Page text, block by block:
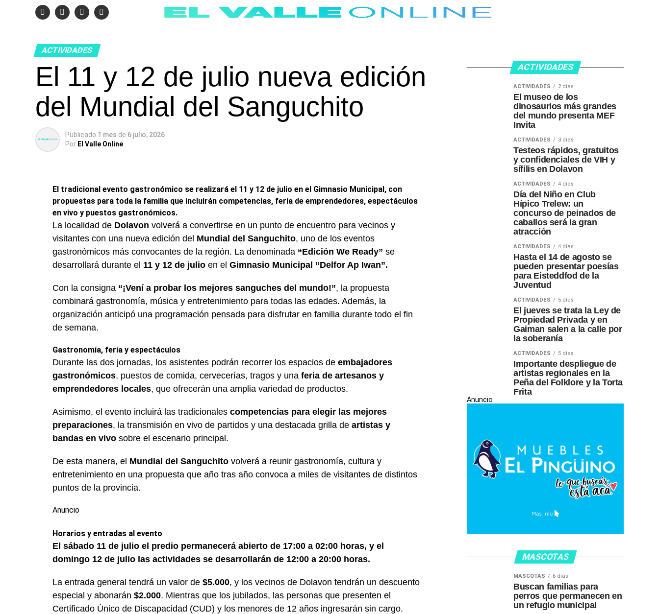
ACTIVIDADES
El 11 y 12 de julio nueva edición
del Mundial del Sanguchito
Publicado 1 mes de 6 julio, 2026
Por El Valle Online
El tradicional evento gastronómico se realizará el 11 y 12 de julio en el Gimnasio Municipal, con
propuestas para toda la familia que incluirán competencias, feria de emprendedores, espectáculos
en vivo y puestos gastronómicos.
La localidad de Dolavon volverá a convertirse en un punto de encuentro para vecinos y
visitantes con una nueva edición del Mundial del Sanguchito, uno de los eventos
gastronómicos más convocantes de la región. La denominada “Edición We Ready” se
desarrollará durante el 11 y 12 de julio en el Gimnasio Municipal “Delfor Ap Iwan”.
Con la consigna “¡Vení a probar los mejores sanguches del mundo!”, la propuesta
combinará gastronomía, música y entretenimiento para todas las edades. Además, la
organización anticipó una programación pensada para disfrutar en familia durante todo el fin
de semana.
Gastronomía, feria y espectáculos
Durante las dos jornadas, los asistentes podrán recorrer los espacios de embajadores
gastronómicos, puestos de comida, cervecerías, tragos y una feria de artesanos y
emprendedores locales, que ofrecerán una amplia variedad de productos.
Asimismo, el evento incluirá las tradicionales competencias para elegir las mejores
preparaciones, la transmisión en vivo de partidos y una destacada grilla de artistas y
bandas en vivo sobre el escenario principal.
De esta manera, el Mundial del Sanguchito volverá a reunir gastronomía, cultura y
entretenimiento en una propuesta que año tras año convoca a miles de visitantes de distintos
puntos de la provincia.
Anuncio
Horarios y entradas al evento
El sábado 11 de julio el predio permanecerá abierto de 17:00 a 02:00 horas, y el
domingo 12 de julio las actividades se desarrollarán de 12:00 a 20:00 horas.
La entrada general tendrá un valor de $5.000, y los vecinos de Dolavon tendrán un descuento
especial y abonarán $2.000. Mientras que los jubilados, las personas que presenten el
Certificado Único de Discapacidad (CUD) y los menores de 12 años ingresarán sin cargo.
ACTIVIDADES
ACTIVIDADES 2 días
El museo de los
dinosaurios más grandes
del mundo presenta MEF
Invita
ACTIVIDADES 3 días
Testeos rápidos, gratuitos
y confidenciales de VIH y
sífilis en Dolavon
ACTIVIDADES 4 días
Día del Niño en Club
Hípico Trelew: un
concurso de peinados de
caballos será la gran
atracción
ACTIVIDADES 4 días
Hasta el 14 de agosto se
pueden presentar poesías
para Eisteddfod de la
Juventud
ACTIVIDADES 5 días
El jueves se trata la Ley de
Propiedad Privada y en
Gaiman salen a la calle por
la soberanía
ACTIVIDADES 5 días
Importante despliegue de
artistas regionales en la
Peña del Folklore y la Torta
Frita
Anuncio
MASCOTAS
MASCOTAS 6 días
Buscan familias para
perros que permanecen en
un refugio municipal